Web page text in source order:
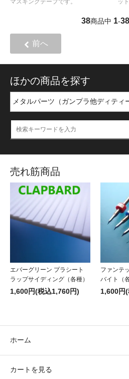
マスキングテープです。
ッ
38商品中 1-38
前へ
ほかの商品を探す
売れ筋商品
エバーグリーン プラシート
ラップサイディング（各種）
1,600円(税込1,760円)
ファンテ
バイト（
1,600円
ホーム
カートを見る